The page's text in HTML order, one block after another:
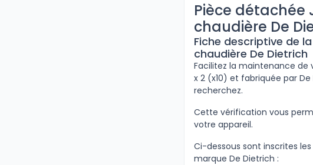
Pièce détachée
chaudière De
Fiche descriptive de
chaudière De Dietrich
Facilitez la maintenance de
x 2 (x10) et fabriquée par
recherchez.
Cette vérification vous
votre appareil.
Ci-dessous sont inscrites
marque De Dietrich :